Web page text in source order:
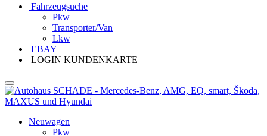
Fahrzeugsuche
Pkw
Transporter/Van
Lkw
EBAY
LOGIN KUNDENKARTE
Neuwagen
Pkw